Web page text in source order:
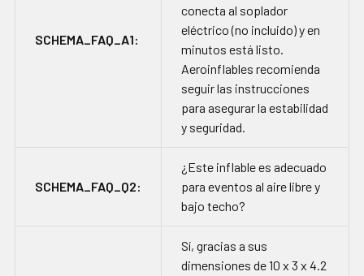
SCHEMA_FAQ_A1:
conecta al soplador
eléctrico (no incluido) y en
minutos está listo.
Aeroinflables recomienda
seguir las instrucciones
para asegurar la estabilidad
y seguridad.
SCHEMA_FAQ_Q2:
¿Este inflable es adecuado
para eventos al aire libre y
bajo techo?
Sí, gracias a sus
dimensiones de 10 x 3 x 4.2